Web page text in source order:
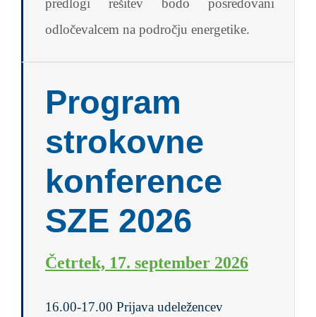
predlogi rešitev bodo posredovani
odločevalcem na področju energetike.
Program
strokovne
konference
SZE 2026
Četrtek, 17. september 2026
16.00-17.00 Prijava udeležencev